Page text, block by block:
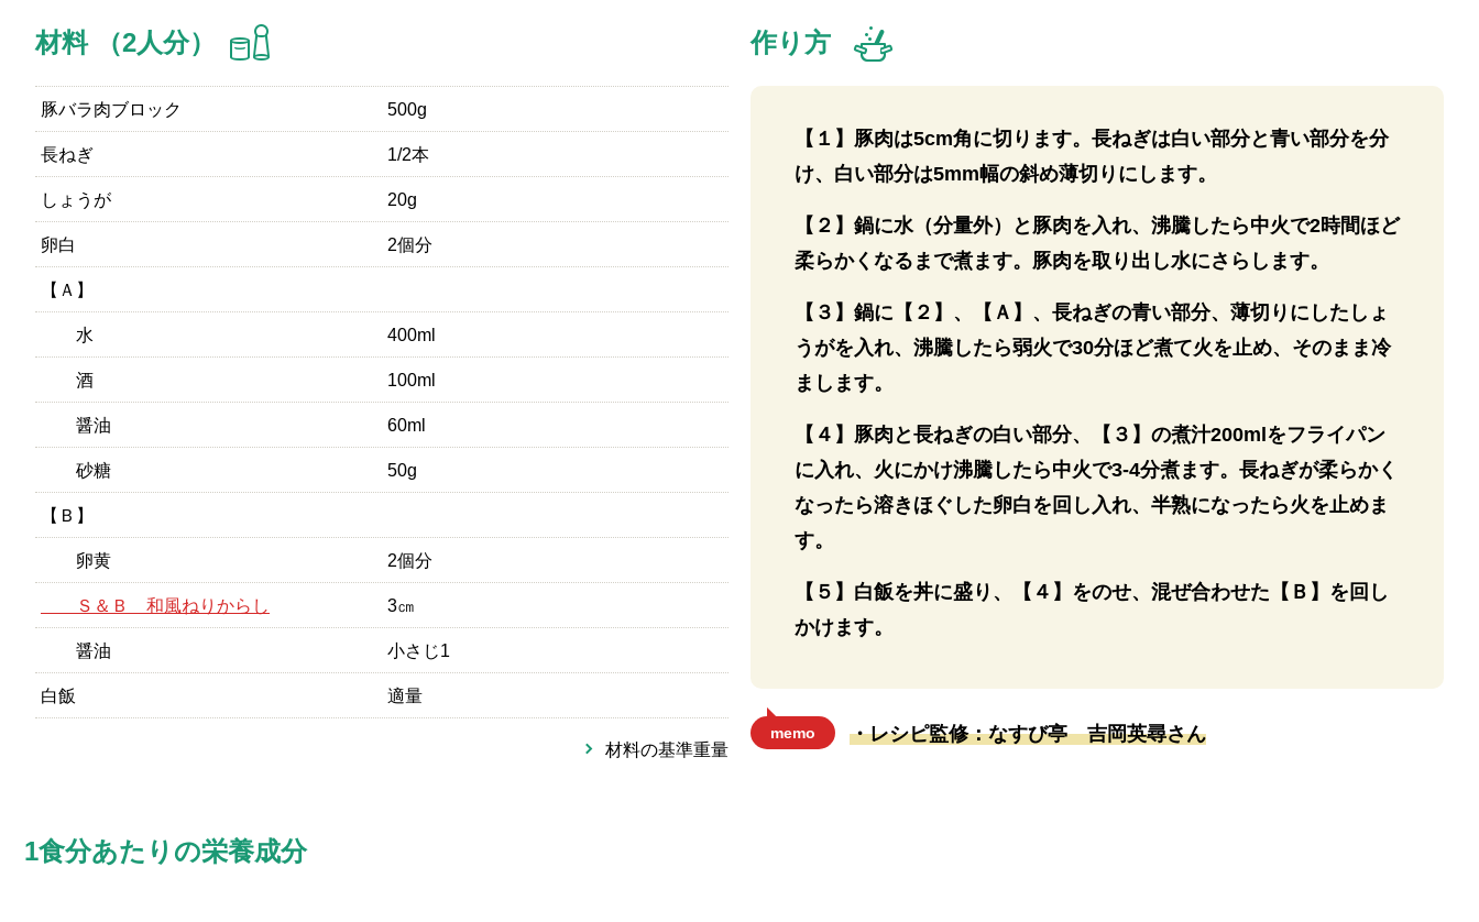
材料 （2人分）
豚バラ肉ブロック 500g
長ねぎ 1/2本
しょうが 20g
卵白 2個分
【Ａ】
水 400ml
酒 100ml
醤油 60ml
砂糖 50g
【Ｂ】
卵黄 2個分
Ｓ＆Ｂ 和風ねりからし 3㎝
醤油 小さじ1
白飯 適量
材料の基準重量
作り方
【１】豚肉は5cm角に切ります。長ねぎは白い部分と青い部分を分
け、白い部分は5mm幅の斜め薄切りにします。
【２】鍋に水（分量外）と豚肉を入れ、沸騰したら中火で2時間ほど
柔らかくなるまで煮ます。豚肉を取り出し水にさらします。
【３】鍋に【２】、【Ａ】、長ねぎの青い部分、薄切りにしたしょ
うがを入れ、沸騰したら弱火で30分ほど煮て火を止め、そのまま冷
まします。
【４】豚肉と長ねぎの白い部分、【３】の煮汁200mlをフライパン
に入れ、火にかけ沸騰したら中火で3-4分煮ます。長ねぎが柔らかく
なったら溶きほぐした卵白を回し入れ、半熟になったら火を止めま
す。
【５】白飯を丼に盛り、【４】をのせ、混ぜ合わせた【Ｂ】を回し
かけます。
memo ・レシピ監修：なすび亭 吉岡英尋さん
1食分あたりの栄養成分